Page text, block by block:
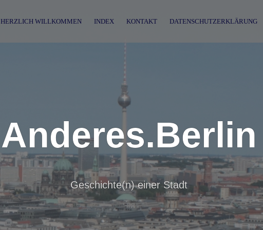
HERZLICH WILLKOMMEN INDEX KONTAKT DATENSCHUTZERKLÄRUNG
Anderes.Berlin
Geschichte(n) einer Stadt